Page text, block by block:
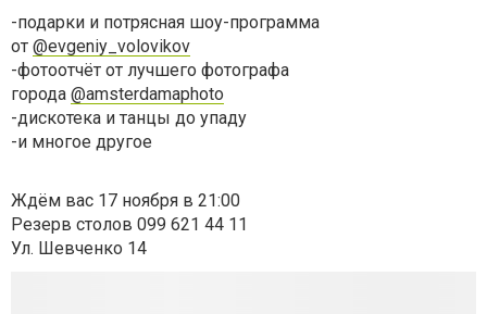
-подарки и потрясная шоу-программа
от @evgeniy_volovikov
-фотоотчёт от лучшего фотографа
города @amsterdamaphoto
-дискотека и танцы до упаду
-и многое другое
Ждём вас 17 ноября в 21:00
Резерв столов 099 621 44 11
Ул. Шевченко 14